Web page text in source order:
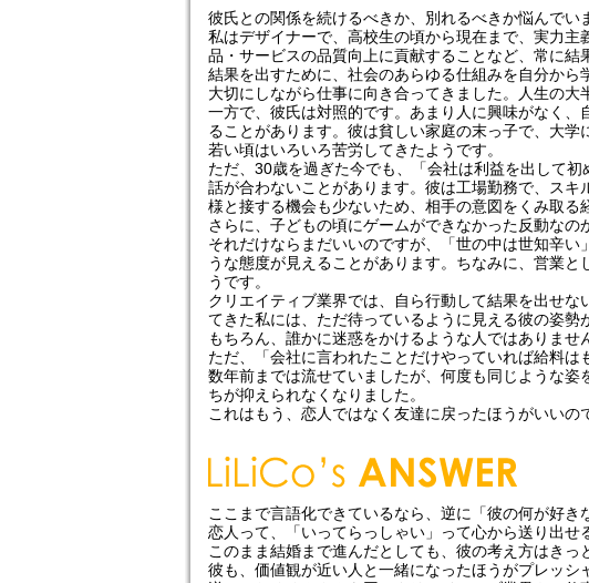
彼氏との関係を続けるべきか、別れるべきか悩んでい
私はデザイナーで、高校生の頃から現在まで、実力
品・サービスの品質向上に貢献することなど、常に結
結果を出すために、社会のあらゆる仕組みを自分か
大切にしながら仕事に向き合ってきました。人生の大
一方で、彼氏は対照的です。あまり人に興味がなく
ることがあります。彼は貧しい家庭の末っ子で、大学
若い頃はいろいろ苦労してきたようです。
ただ、30歳を過ぎた今でも、「会社は利益を出して
話が合わないことがあります。彼は工場勤務で、ス
様と接する機会も少ないため、相手の意図をくみ取る
さらに、子どもの頃にゲームができなかった反動なの
それだけならまだいいのですが、「世の中は世知辛
うな態度が見えることがあります。ちなみに、営業
うです。
クリエイティブ業界では、自ら行動して結果を出せ
てきた私には、ただ待っているように見える彼の姿勢
もちろん、誰かに迷惑をかけるような人ではありま
ただ、「会社に言われたことだけやっていれば給料は
数年前までは流せていましたが、何度も同じような
ちが抑えられなくなりました。
これはもう、恋人ではなく友達に戻ったほうがいいの
ここまで言語化できているなら、逆に「彼の何が好き
恋人って、「いってらっしゃい」って心から送り出せ
このまま結婚まで進んだとしても、彼の考え方はきっ
彼も、価値観が近い人と一緒になったほうがプレッシ